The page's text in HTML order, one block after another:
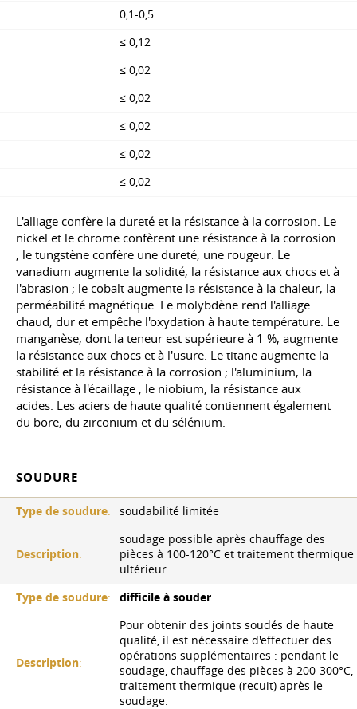
0,1-0,5
≤ 0,12
≤ 0,02
≤ 0,02
≤ 0,02
≤ 0,02
≤ 0,02
L'alliage confère la dureté et la résistance à la corrosion. Le
nickel et le chrome confèrent une résistance à la corrosion
; le tungstène confère une dureté, une rougeur. Le
vanadium augmente la solidité, la résistance aux chocs et à
l'abrasion ; le cobalt augmente la résistance à la chaleur, la
perméabilité magnétique. Le molybdène rend l'alliage
chaud, dur et empêche l'oxydation à haute température. Le
manganèse, dont la teneur est supérieure à 1 %, augmente
la résistance aux chocs et à l'usure. Le titane augmente la
stabilité et la résistance à la corrosion ; l'aluminium, la
résistance à l'écaillage ; le niobium, la résistance aux
acides. Les aciers de haute qualité contiennent également
du bore, du zirconium et du sélénium.
SOUDURE
Type de soudure: soudabilité limitée
Description:
soudage possible après chauffage des
pièces à 100-120°C et traitement thermique
ultérieur
Type de soudure: difficile à souder
Description:
Pour obtenir des joints soudés de haute
qualité, il est nécessaire d'effectuer des
opérations supplémentaires : pendant le
soudage, chauffage des pièces à 200-300°C,
traitement thermique (recuit) après le
soudage.